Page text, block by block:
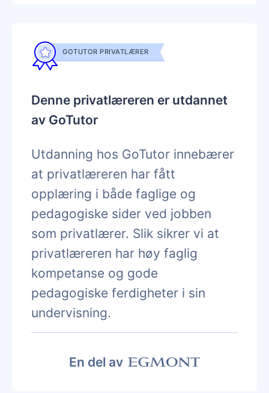
GOTUTOR PRIVATLÆRER
Denne privatlæreren er utdannet
av GoTutor
Utdanning hos GoTutor innebærer
at privatlæreren har fått
opplæring i både faglige og
pedagogiske sider ved jobben
som privatlærer. Slik sikrer vi at
privatlæreren har høy faglig
kompetanse og gode
pedagogiske ferdigheter i sin
undervisning.
En del av